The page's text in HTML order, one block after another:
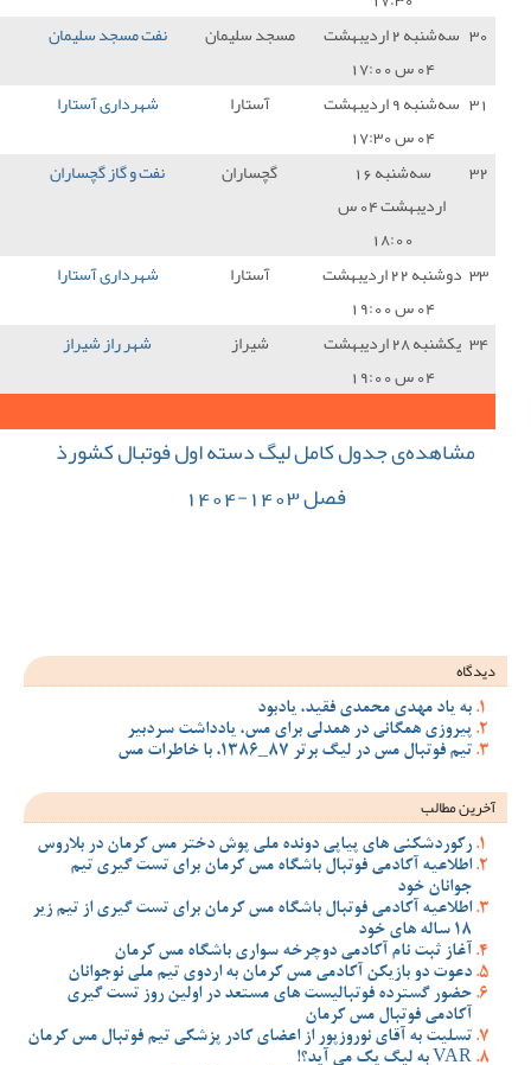
سلیمان نفت مسجد سلیمان 6 - 0 شهرداری آستارا
شهرداری آستارا 0 - 3 پارس جنوبی جم
نفت و گاز گچساران 3 - 1 شهرداری آستارا
آستارا شهرداری آستارا 0 - 3 آریو اسلامشهر
شهر راز شیراز 7 - 0 شهرداری آستارا
اول فوتبال کشورذ
مس، یادداشت سردبیر
پوش دختر مس کرمان در بلاروس
مس کرمان برای تست گیری تیم
مس کرمان برای تست گیری از تیم زیر
باشگاه مس کرمان
به اردوی تیم ملی نوجوانان
در اولین روز تست گیری
کادر پزشکی تیم فوتبال مس کرمان